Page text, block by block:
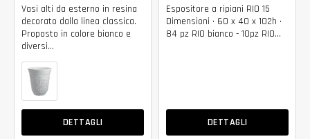
Vasi alti da esterno in resina
decorato dalla linea classica.
Proposto in colore bianco e
diversi...
DETTAGLI
Espositore a ripiani RIO 15
Dimensioni • 60 x 40 x 102h •
84 pz RIO bianco - 10pz RIO...
DETTAGLI